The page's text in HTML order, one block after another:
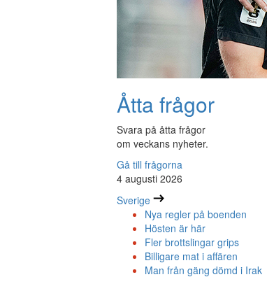
Åtta frågor
Svara på åtta frågor
om veckans nyheter.
Gå till frågorna
4 augusti 2026
Sverige
Nya regler på boenden
Hösten är här
Fler brottslingar grips
Billigare mat i affären
Man från gäng dömd i Irak